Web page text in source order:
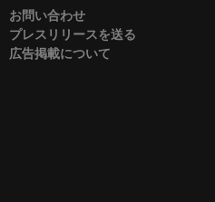
お問い合わせ
プレスリリースを送る
広告掲載について